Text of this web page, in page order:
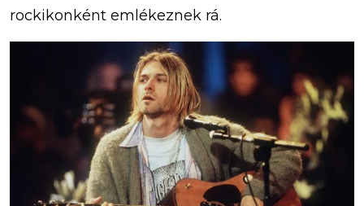
rockikonként emlékeznek rá.